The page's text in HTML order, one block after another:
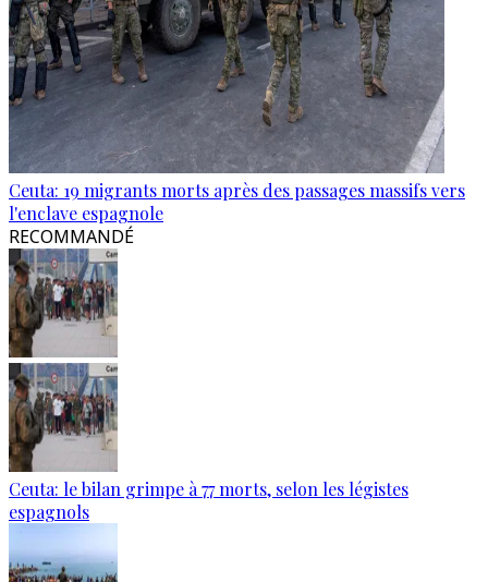
Ceuta: 19 migrants morts après des passages massifs vers
l'enclave espagnole
RECOMMANDÉ
Ceuta: le bilan grimpe à 77 morts, selon les légistes
espagnols